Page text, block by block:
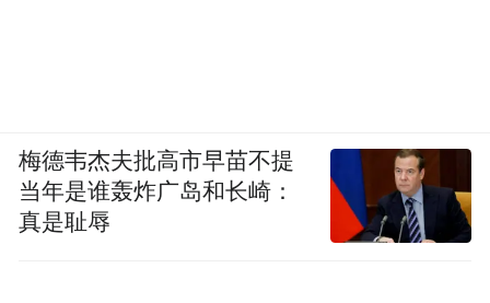
梅德韦杰夫批高市早苗不提
当年是谁轰炸广岛和长崎：
真是耻辱